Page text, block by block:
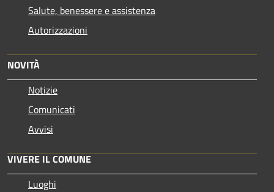
Salute, benessere e assistenza
Autorizzazioni
NOVITÀ
Notizie
Comunicati
Avvisi
VIVERE IL COMUNE
Luoghi